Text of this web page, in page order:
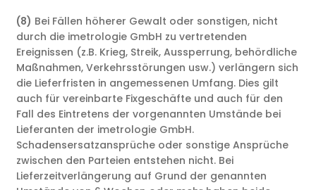
(8) Bei Fällen höherer Gewalt oder sonstigen, nicht
durch die imetrologie GmbH zu vertretenden
Ereignissen (z.B. Krieg, Streik, Aussperrung, behördliche
Maßnahmen, Verkehrsstörungen usw.) verlängern sich
die Lieferfristen in angemessenen Umfang. Dies gilt
auch für vereinbarte Fixgeschäfte und auch für den
Fall des Eintretens der vorgenannten Umstände bei
Lieferanten der imetrologie GmbH.
Schadensersatzansprüche oder sonstige Ansprüche
zwischen den Parteien entstehen nicht. Bei
Lieferzeitverlängerung auf Grund der genannten